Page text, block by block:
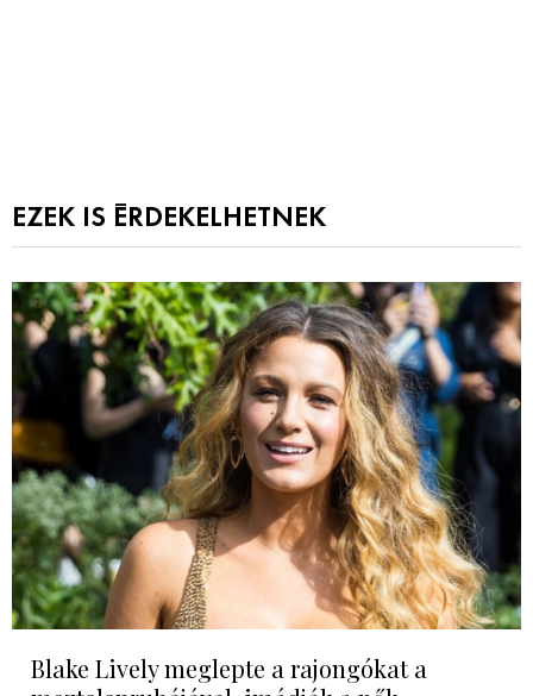
EZEK IS ÉRDEKELHETNEK
Blake Lively meglepte a rajongókat a